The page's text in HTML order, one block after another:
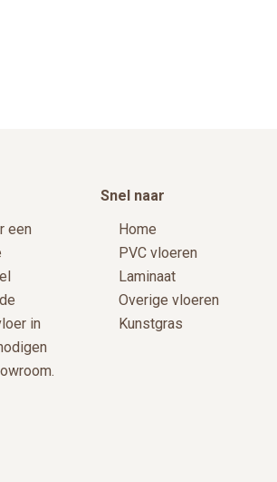
een
in
Snel naar
Home
PVC vloeren
Laminaat
Overige vloeren
Kunstgras